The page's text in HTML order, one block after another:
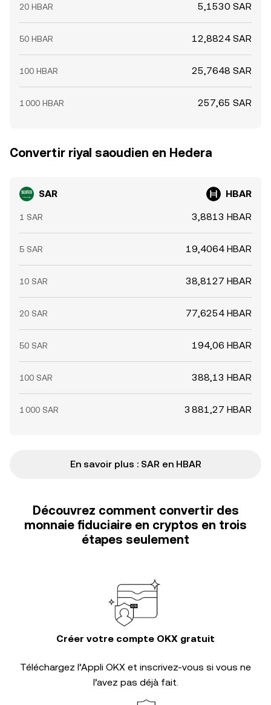
20 HBAR 5,1530 SAR
50 HBAR 12,8824 SAR
100 HBAR 25,7648 SAR
1 000 HBAR 257,65 SAR
Convertir riyal saoudien en Hedera
SAR HBAR
1 SAR 3,8813 HBAR
5 SAR 19,4064 HBAR
10 SAR 38,8127 HBAR
20 SAR 77,6254 HBAR
50 SAR 194,06 HBAR
100 SAR 388,13 HBAR
1 000 SAR 3 881,27 HBAR
En savoir plus : SAR en HBAR
Découvrez comment convertir des
monnaie fiduciaire en cryptos en trois
étapes seulement
Créer votre compte OKX gratuit
Téléchargez l’Appli OKX et inscrivez-vous si vous ne
l’avez pas déjà fait.